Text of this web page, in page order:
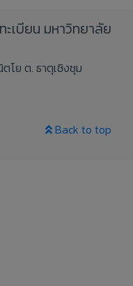
ะเบียน มหาวิทยาลัย
โย ต. ธาตุเชิงชุม
Back to top